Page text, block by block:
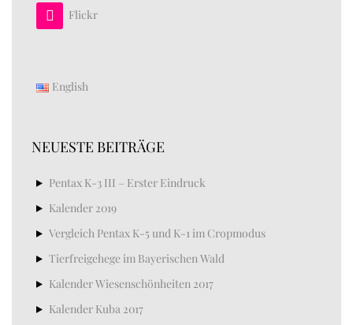
Flickr
English
NEUESTE BEITRÄGE
Pentax K-3 III – Erster Eindruck
Kalender 2019
Vergleich Pentax K-5 und K-1 im Cropmodus
Tierfreigehege im Bayerischen Wald
Kalender Wiesenschönheiten 2017
Kalender Kuba 2017